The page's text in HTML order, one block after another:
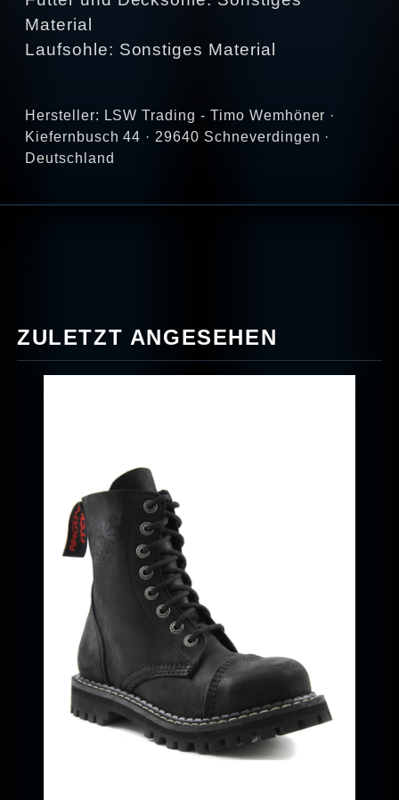
Material
Laufsohle: Sonstiges Material
Hersteller: LSW Trading - Timo Wemhöner ·
Kiefernbusch 44 · 29640 Schneverdingen ·
Deutschland
ZULETZT ANGESEHEN